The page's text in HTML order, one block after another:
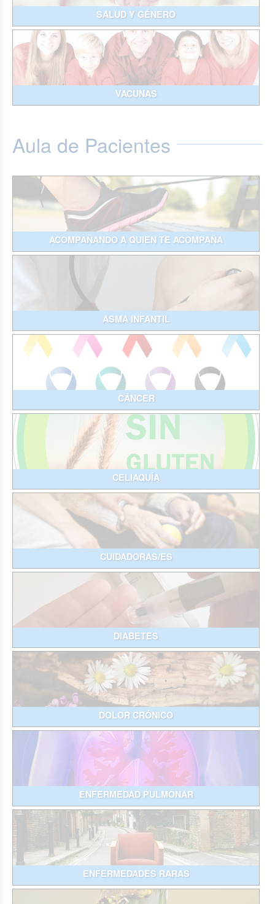
SALUD Y GÉNERO
VACUNAS
Aula de Pacientes
ACOMPAÑANDO A QUIEN TE ACOMPAÑA
ASMA INFANTIL
CÁNCER
CELIAQUÍA
CUIDADORAS/ES
DIABETES
DOLOR CRÓNICO
ENFERMEDAD PULMONAR
ENFERMEDADES RARAS